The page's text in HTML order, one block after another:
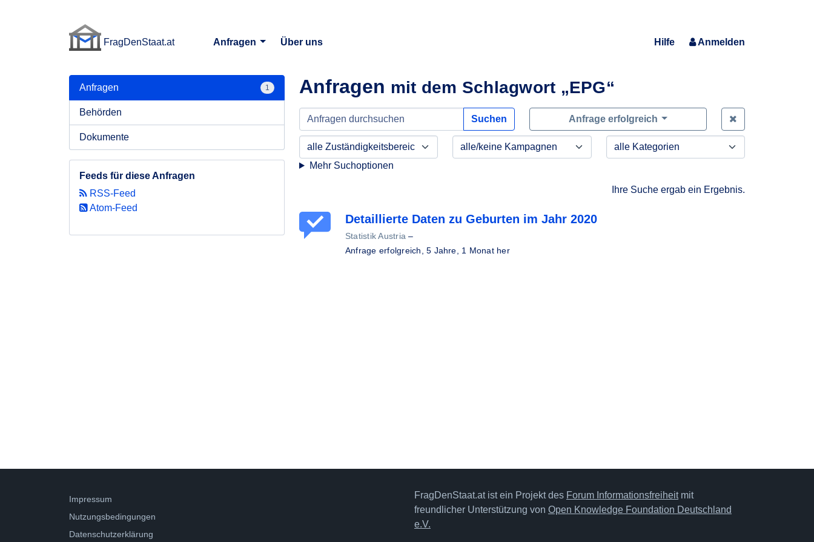
FragDenStaat.at
Anfragen
Über uns Hilfe Anmelden
Anfragen mit dem Schlagwort „EPG“
Suchen Anfrage erfolgreich
Mehr Suchoptionen
Ihre Suche ergab ein Ergebnis.
Detaillierte Daten zu Geburten im Jahr 2020
Statistik Austria –
Anfrage erfolgreich,5 Jahre, 1 Monat her
Anfragen 1
Behörden
Dokumente
Feeds für diese Anfragen
RSS-Feed
Atom-Feed
Impressum
Nutzungsbedingungen
Datenschutzerklärung
FragDenStaat.at ist ein Projekt des Forum Informationsfreiheitmit
freundlicher Unterstützung von Open Knowledge Foundation Deutschland
e.V.